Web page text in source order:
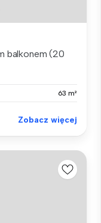
balkonem (20
63 m²
Zobacz więcej